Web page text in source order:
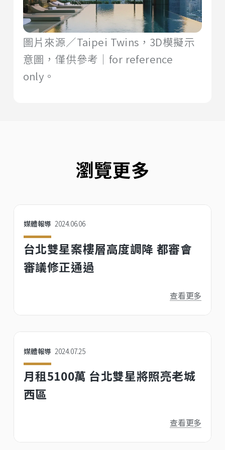
圖片來源／Taipei Twins，3D模擬示
意圖，僅供參考｜for reference
only。
瀏覽更多
媒體報導 2024.06.06
台北雙星案樓層高度調降 都審會
審議修正通過
查看更多
媒體報導 2024.07.25
月租5100萬 台北雙星將照亮老城
西區
查看更多